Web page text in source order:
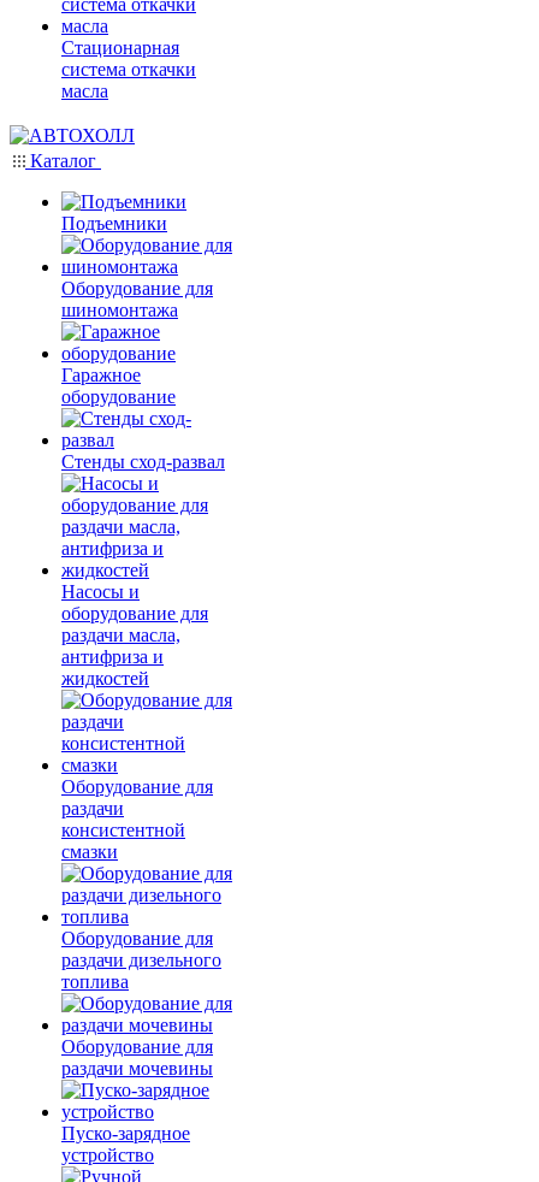
Стационарная
система откачки
масла
Каталог
Подъемники
Оборудование для
шиномонтажа
Гаражное
оборудование
Стенды сход-развал
Насосы и
оборудование для
раздачи масла,
антифриза и
жидкостей
Оборудование для
раздачи
консистентной
смазки
Оборудование для
раздачи дизельного
топлива
Оборудование для
раздачи мочевины
Пуско-зарядное
устройство